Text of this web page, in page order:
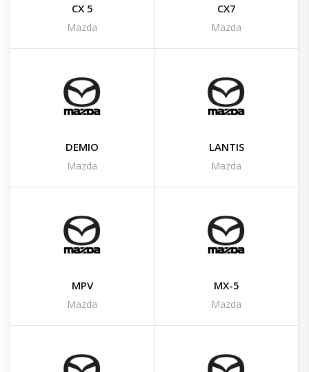
CX 5
Mazda
CX7
Mazda
DEMIO
Mazda
LANTIS
Mazda
MPV
Mazda
MX-5
Mazda